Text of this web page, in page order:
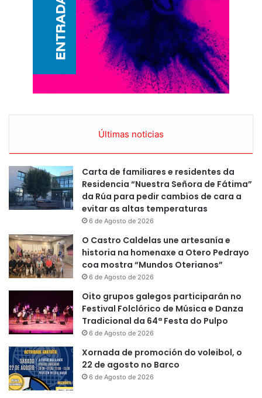
Últimas noticias
Carta de familiares e residentes da
Residencia “Nuestra Señora de Fátima”
da Rúa para pedir cambios de cara a
evitar as altas temperaturas
6 de Agosto de 2026
O Castro Caldelas une artesanía e
historia na homenaxe a Otero Pedrayo
coa mostra “Mundos Oterianos”
6 de Agosto de 2026
Oito grupos galegos participarán no
Festival Folclórico de Música e Danza
Tradicional da 64ª Festa do Pulpo
6 de Agosto de 2026
Xornada de promoción do voleibol, o
22 de agosto no Barco
6 de Agosto de 2026